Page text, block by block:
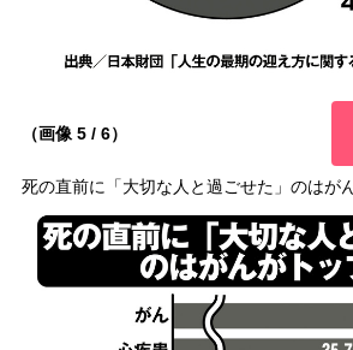
（画像 5 / 6）
死の直前に「大切な人と過ごせた」のはが